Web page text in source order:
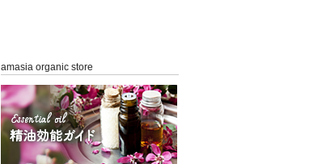
amasia organic store